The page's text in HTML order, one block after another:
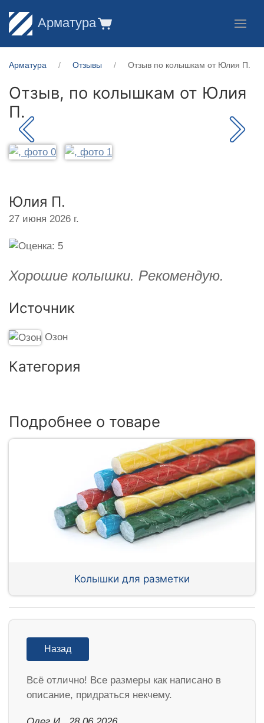
Арматура
Арматура Отзывы Отзыв по колышкам от Юлия П.
Отзыв, по колышкам от Юлия
П.
Юлия П.
27 июня 2026 г.
Хорошие колышки. Рекомендую.
Источник
Озон
Категория
Подробнее о товаре
Колышки для разметки
Назад
Всё отлично! Все размеры как написано в
описание, придраться некчему.